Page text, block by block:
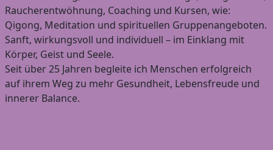
Raucherentwöhnung, Coaching und Kursen, wie:
Qigong, Meditation und spirituellen Gruppenangeboten.
Sanft, wirkungsvoll und individuell – im Einklang mit
Körper, Geist und Seele.
Seit über 25 Jahren begleite ich Menschen erfolgreich
auf ihrem Weg zu mehr Gesundheit, Lebensfreude und
innerer Balance.